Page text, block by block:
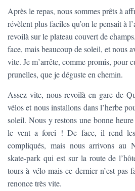
Après le repas, nous sommes prêts à
révèlent plus faciles qu’on le pensait à
revoilà sur le plateau couvert de
face, mais beaucoup de soleil, et nous
vite. Je m’arrête, comme promis, pour
prunelles, que je déguste en chemin.
Assez vite, nous revoilà en gare de
vélos et nous installons dans l’herbe
soleil. Nous y restons une bonne
le vent a forci ! De face, il rend les
compliqués, mais nous arrivons au
skate-park qui est sur la route de
tours à vélo mais ce dernier n’est pas
renonce très vite.